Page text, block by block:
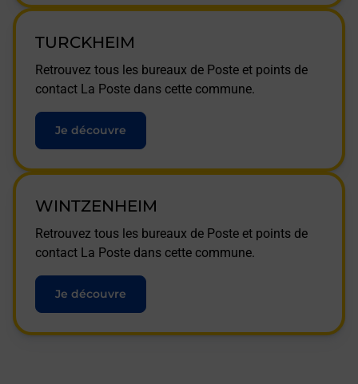
TURCKHEIM
Retrouvez tous les bureaux de Poste et points de
contact La Poste dans cette commune.
Je découvre
WINTZENHEIM
Retrouvez tous les bureaux de Poste et points de
contact La Poste dans cette commune.
Je découvre